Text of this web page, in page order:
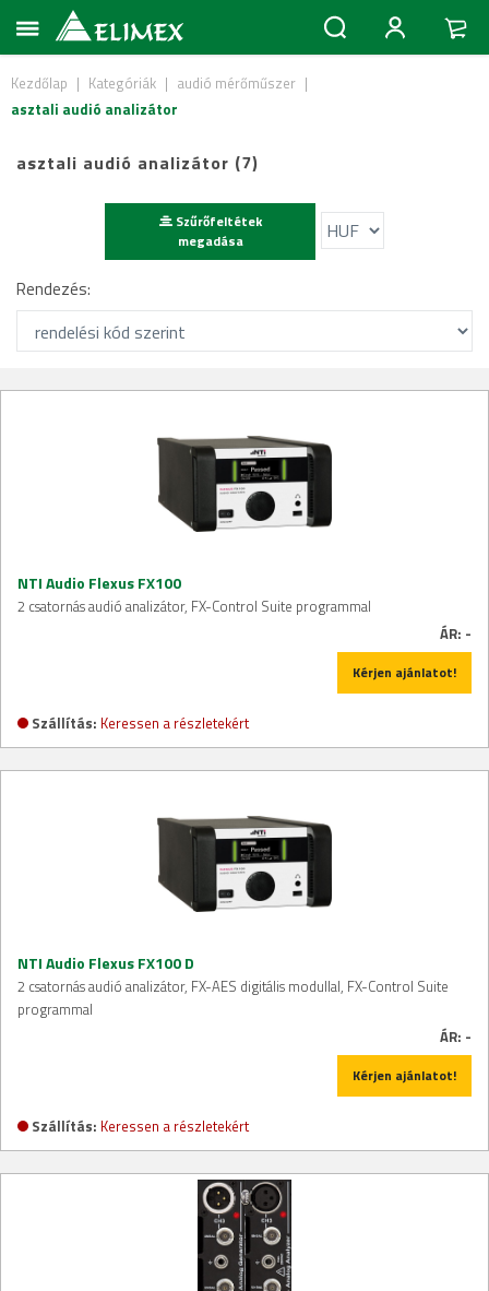
Kezdőlap | Kategóriák | audió mérőműszer |
asztali audió analizátor
asztali audió analizátor (7)
Szűrőfeltétek
megadása
Rendezés:
NTI Audio Flexus FX100
2 csatornás audió analizátor, FX-Control Suite programmal
ÁR: -
Kérjen ajánlatot!
Szállítás: Keressen a részletekért
NTI Audio Flexus FX100 D
2 csatornás audió analizátor, FX-AES digitális modullal, FX-Control Suite
programmal
ÁR: -
Kérjen ajánlatot!
Szállítás: Keressen a részletekért